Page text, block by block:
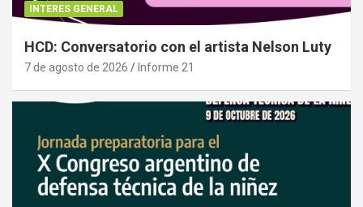
INTERES GENERAL
HCD: Conversatorio con el artista Nelson Luty
7 de agosto de 2026 Informe 21